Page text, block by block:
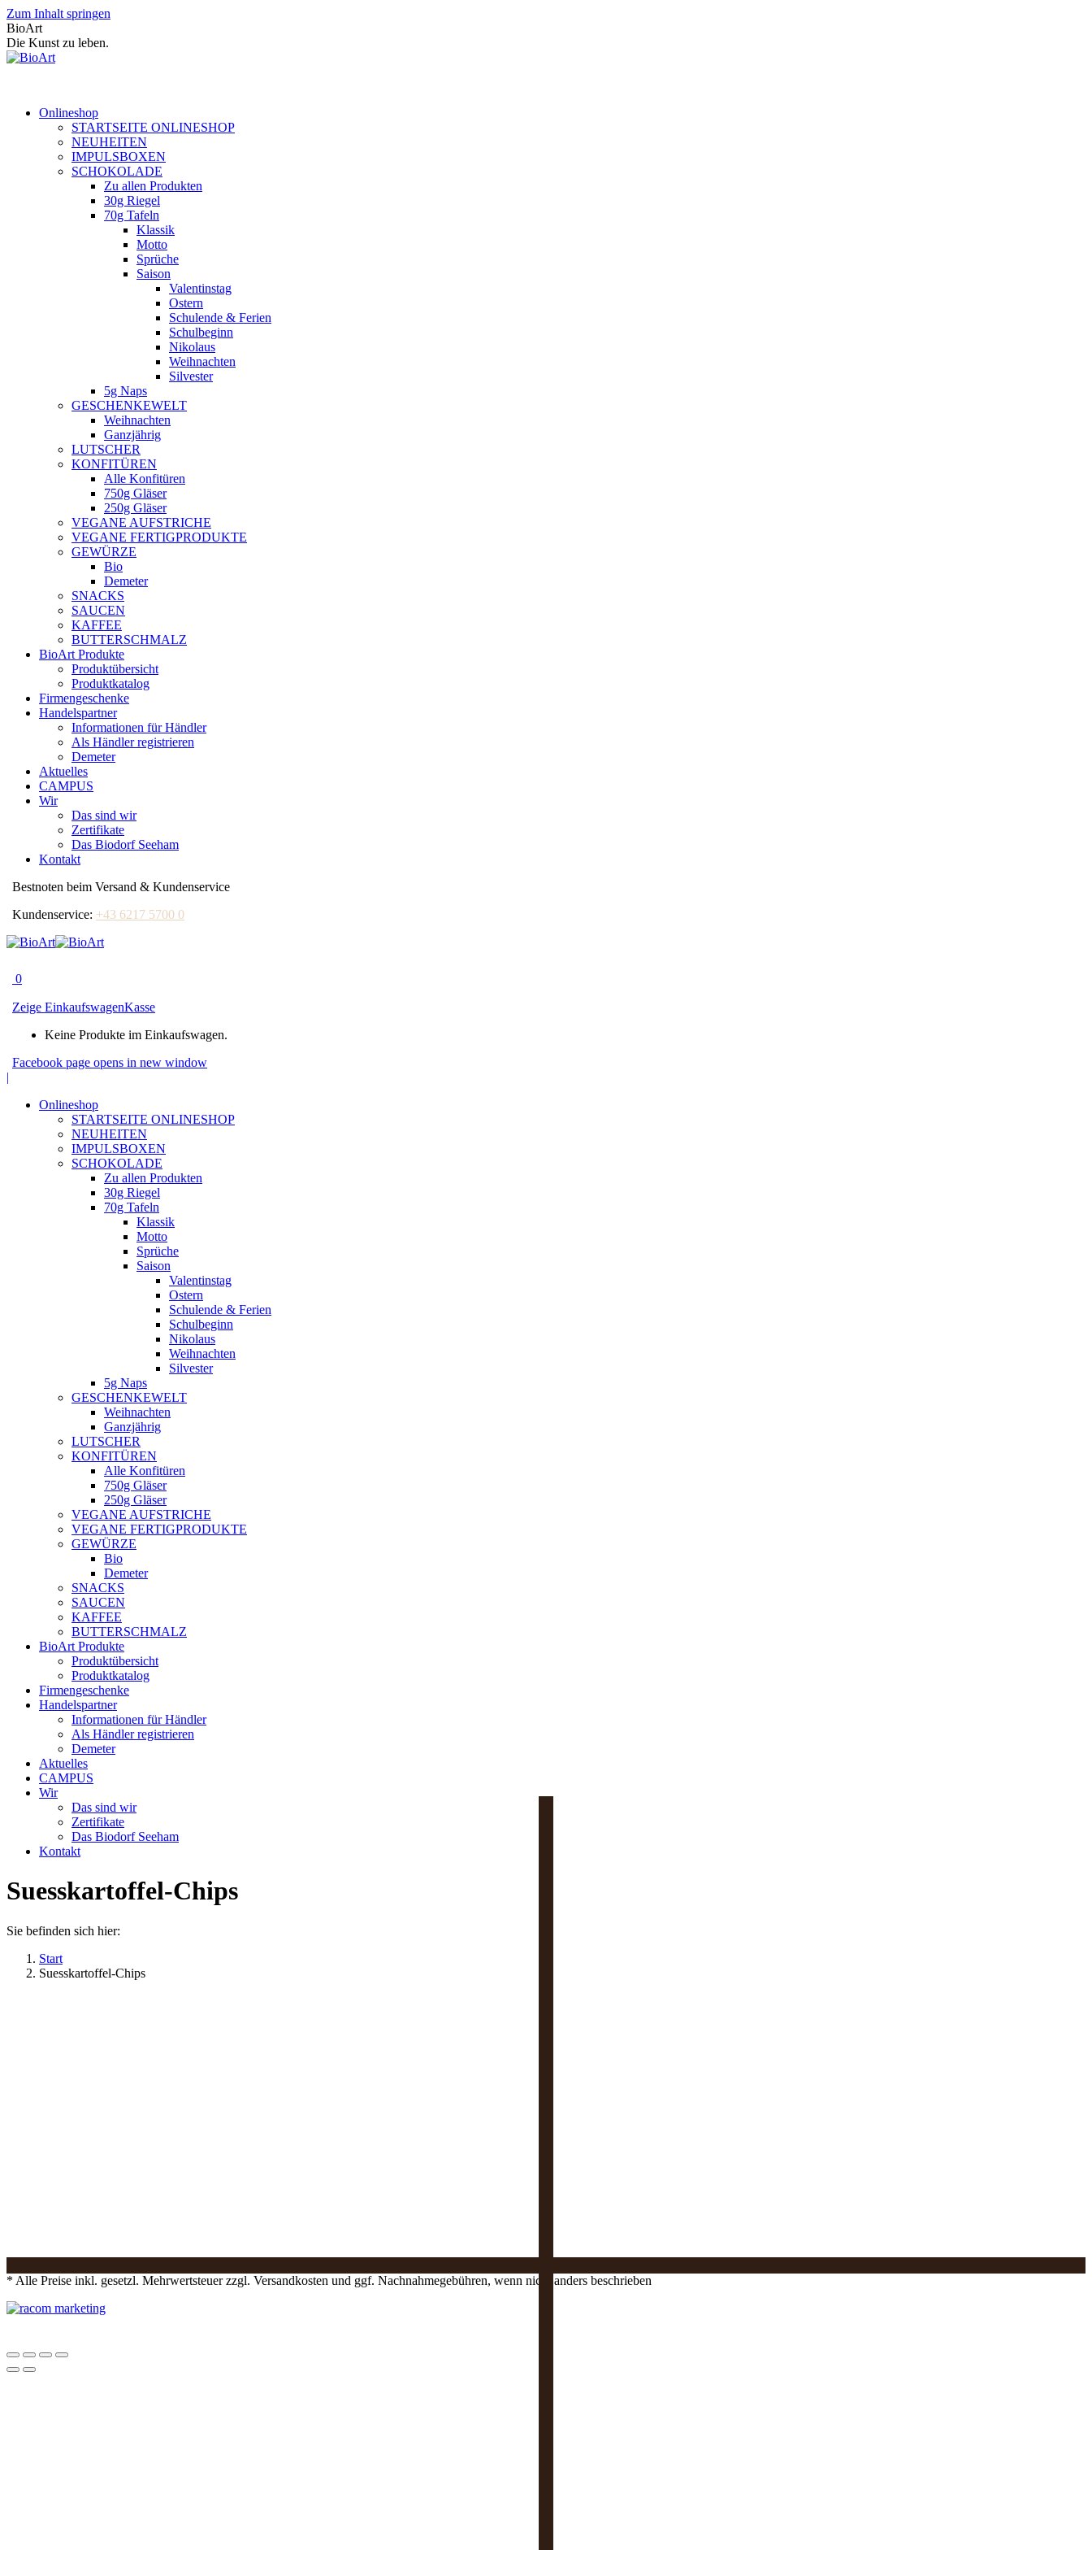
Zum Inhalt springen
BioArt
Die Kunst zu leben.
Onlineshop
STARTSEITE ONLINESHOP
NEUHEITEN
IMPULSBOXEN
SCHOKOLADE
Zu allen Produkten
30g Riegel
70g Tafeln
Klassik
Motto
Sprüche
Saison
Valentinstag
Ostern
Schulende & Ferien
Schulbeginn
Nikolaus
Weihnachten
Silvester
5g Naps
GESCHENKEWELT
Weihnachten
Ganzjährig
LUTSCHER
KONFITÜREN
Alle Konfitüren
750g Gläser
250g Gläser
VEGANE AUFSTRICHE
VEGANE FERTIGPRODUKTE
GEWÜRZE
Bio
Demeter
SNACKS
SAUCEN
KAFFEE
BUTTERSCHMALZ
BioArt Produkte
Produktübersicht
Produktkatalog
Firmengeschenke
Handelspartner
Informationen für Händler
Als Händler registrieren
Demeter
Aktuelles
CAMPUS
Wir
Das sind wir
Zertifikate
Das Biodorf Seeham
Kontakt
Bestnoten beim Versand & Kundenservice
Kundenservice: +43 6217 5700 0
0
Zeige EinkaufswagenKasse
Keine Produkte im Einkaufswagen.
Facebook page opens in new window
|
Onlineshop
STARTSEITE ONLINESHOP
NEUHEITEN
IMPULSBOXEN
SCHOKOLADE
Zu allen Produkten
30g Riegel
70g Tafeln
Klassik
Motto
Sprüche
Saison
Valentinstag
Ostern
Schulende & Ferien
Schulbeginn
Nikolaus
Weihnachten
Silvester
5g Naps
GESCHENKEWELT
Weihnachten
Ganzjährig
LUTSCHER
KONFITÜREN
Alle Konfitüren
750g Gläser
250g Gläser
VEGANE AUFSTRICHE
VEGANE FERTIGPRODUKTE
GEWÜRZE
Bio
Demeter
SNACKS
SAUCEN
KAFFEE
BUTTERSCHMALZ
BioArt Produkte
Produktübersicht
Produktkatalog
Firmengeschenke
Handelspartner
Informationen für Händler
Als Händler registrieren
Demeter
Aktuelles
CAMPUS
Wir
Das sind wir
Zertifikate
Das Biodorf Seeham
Kontakt
Suesskartoffel-Chips
Sie befinden sich hier:
Start
Suesskartoffel-Chips
* Alle Preise inkl. gesetzl. Mehrwertsteuer zzgl. Versandkosten und ggf. Nachnahmegebühren, wenn nicht anders beschrieben